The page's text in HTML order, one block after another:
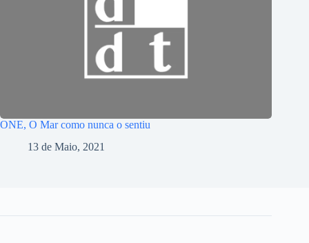
ONE, O Mar como nunca o sentiu
13 de Maio, 2021